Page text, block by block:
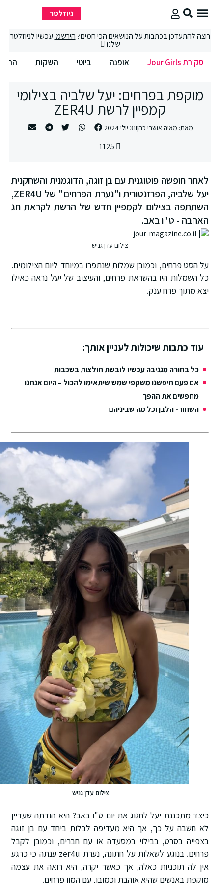
ניוזלטר
רוצה להתעדכן בכתבות על הנושאים הכי חמים?הירשמיעכשיו לניוזלטר
שלנו
סקירת Jour Girls אופנה ביוטי השקות החיים
מוקפת בפרחים: יעל שלביה בצילומי
קמפיין לרשת ZER4U
מאת:מאיה אושרי כהן 31 יולי 2024
לאחר חופשה פוטוגנית עם בן זוגה, הדוגמנית והשחקנית
יעל שלביה, הפרזנטורית ו"נערת הפרחים" של ZER4U,
השתתפה בצילום לקמפיין חדש של הרשת לקראת חג
האהבה - ט"ו באב.
צילום עדן גניש
על הסט פרחים, וכמובן שמלות שנתפרו במיוחד ליום הצילומים.
כל השמלות היו בהשראת פרחים, והעיצוב של יעל נראה כאילו
יצא מתוך פרח ענק.
עוד כתבות שיכולות לעניין אותך:
כל בחורה מגניבה עכשיו לובשת חולצות בשכבות
אם פעם חיפשנו משקפי שמש שיתאימו להכול – היום אנחנו
מחפשים את ההפך
השחור- הלבן וכל מה שביניהם
צילום עדן גניש
כיצד מתכננת יעל לחגוג את יום ט"ו באב? היא הודתה שעדיין
לא חשבה על כך, אך היא מעדיפה לבלות ביחד עם בן זוגה
בצפייה בסרט, בבילוי במסעדה או עם חברים, וכמובן לקבל
פרחים. בנוגע לשאלות על חתונה, נערת zer4u ענתה כי כרגע
אין לה תוכניות כאלה, אך כאשר יקרה, היא רואה את עצמה
מוקפת באנשים שהיא אוהבת וכמובן, עם המון פרחים.